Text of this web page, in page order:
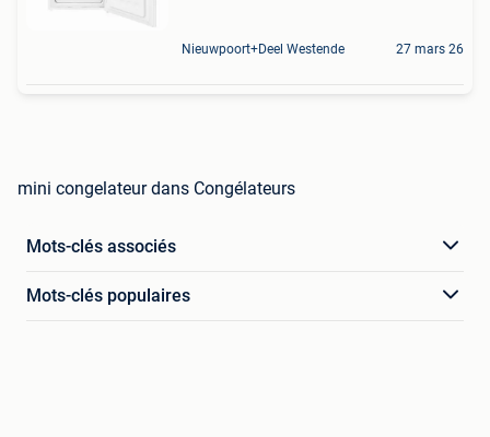
Nieuwpoort+Deel Westende 27 mars 26
mini congelateur dans Congélateurs
Mots-clés associés
Mots-clés populaires